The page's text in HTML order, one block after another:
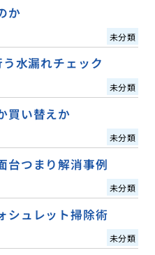
か
未分類
水漏れチェック
未分類
買い替えか
未分類
台つまり解消事例
未分類
シュレット掃除術
未分類